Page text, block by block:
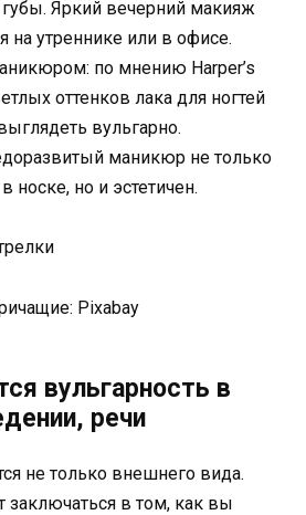
губы. Яркий вечерний макияж
на утреннике или в офисе.
по мнению Harper’s
оттенков лака для ногтей
вульгарно.
маникюр не только
носке, но и эстетичен.
Pixabay
вульгарность в
речи
не только внешнего вида.
заключаться в том, как вы